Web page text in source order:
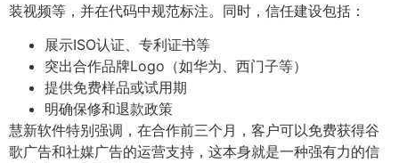
装视频等，并在代码中规范标注。同时，信任建设包括：
展示ISO认证、专利证书等
突出合作品牌Logo（如华为、西门子等）
提供免费样品或试用期
明确保修和退款政策
慧新软件特别强调，在合作前三个月，客户可以免费获得谷
歌广告和社媒广告的运营支持，这本身就是一种强有力的信